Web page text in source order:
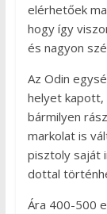
elérhetőek
hogy így
és nagyon
Az Odin
helyet kapott,
bármilyen
markolat is
pisztoly saját
dottal
Ára 400-500